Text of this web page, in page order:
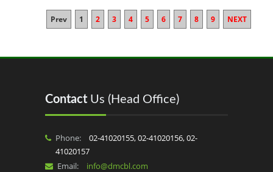
Prev 1 2 3 4 5 6 7 8 9 NEXT
Contact Us (Head Office)
Phone:
02-41020155, 02-41020156, 02-
41020157
Email:
info@dmcbl.com